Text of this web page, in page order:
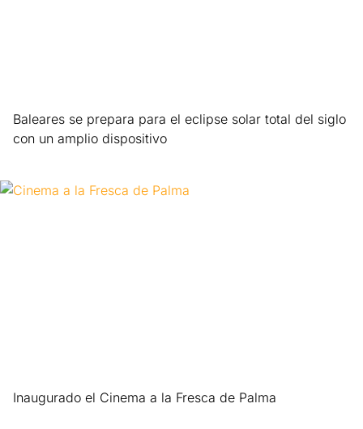
Baleares se prepara para el eclipse solar total del siglo
con un amplio dispositivo
Inaugurado el Cinema a la Fresca de Palma